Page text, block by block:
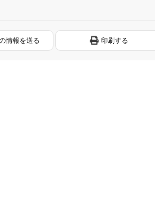
情報を送る 印刷する